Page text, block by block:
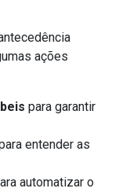
ações
para garantir
entender as
automatizar o